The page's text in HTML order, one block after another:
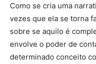
Como se cria uma
vezes que ela se torna
sobre se aquilo é
envolve o poder de
determinado conceito